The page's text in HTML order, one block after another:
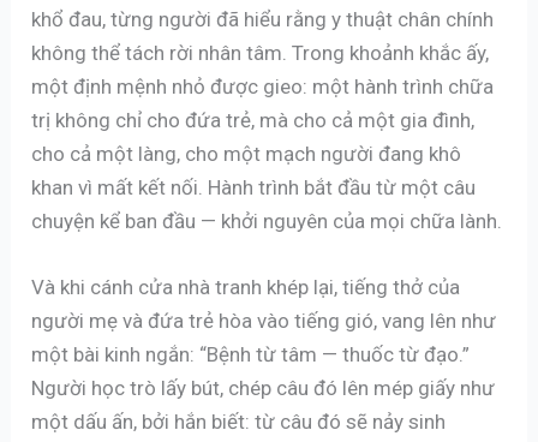
khổ đau, từng người đã hiểu rằng y thuật chân chính
không thể tách rời nhân tâm. Trong khoảnh khắc ấy,
một định mệnh nhỏ được gieo: một hành trình chữa
trị không chỉ cho đứa trẻ, mà cho cả một gia đình,
cho cả một làng, cho một mạch người đang khô
khan vì mất kết nối. Hành trình bắt đầu từ một câu
chuyện kể ban đầu — khởi nguyên của mọi chữa lành.
Và khi cánh cửa nhà tranh khép lại, tiếng thở của
người mẹ và đứa trẻ hòa vào tiếng gió, vang lên như
một bài kinh ngắn: “Bệnh từ tâm — thuốc từ đạo.”
Người học trò lấy bút, chép câu đó lên mép giấy như
một dấu ấn, bởi hắn biết: từ câu đó sẽ nảy sinh